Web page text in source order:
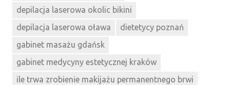
depilacja laserowa okolic bikini
depilacja laserowa oława
dietetycy poznań
gabinet masażu gdańsk
gabinet medycyny estetycznej kraków
ile trwa zrobienie makijażu permanentnego brwi